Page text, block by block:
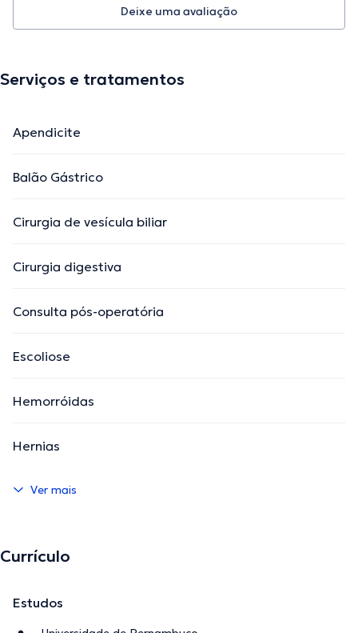
Deixe uma avaliação
Serviços e tratamentos
Apendicite
Balão Gástrico
Cirurgia de vesícula biliar
Cirurgia digestiva
Consulta pós-operatória
Escoliose
Hemorróidas
Hernias
Ver mais
Currículo
Estudos